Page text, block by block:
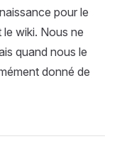
pour le
wiki. Nous ne
quand nous le
donné de